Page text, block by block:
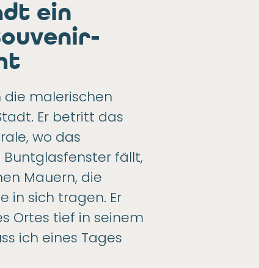
ein
die malerischen
Er betritt das
wo das
fällt,
Mauern, die
in sich tragen. Er
Ortes tief in seinem
ich eines Tages